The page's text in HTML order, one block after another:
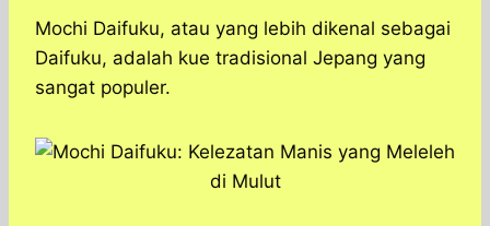
a
t
A
p
c
e
o
k
s
s
n
e
l
e
r
m
y
p
n
e
Mochi Daifuku, atau yang lebih dikenal sebagai
Daifuku, adalah kue tradisional Jepang yang
sangat populer.